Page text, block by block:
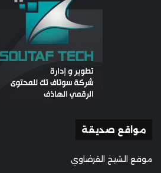
مواقع صديقة
موقع الشيخ القرضاوي